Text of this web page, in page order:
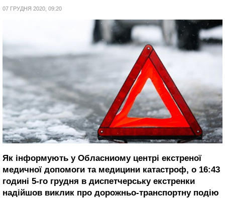
07 ГРУДНЯ 2020, 09:20
Як інформують у Обласниому центрі екстреної
медичної допомоги та медицини катастроф, о 16:43
годині 5-го грудня в диспетчерську екстренки
надійшов виклик про дорожньо-транспортну подію